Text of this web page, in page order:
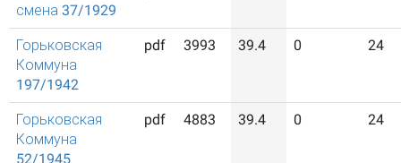
смена 37/1929
Горьковская
Коммуна
197/1942
pdf 3993 39.4 0 24
Горьковская
Коммуна
52/1945
pdf 4883 39.4 0 24